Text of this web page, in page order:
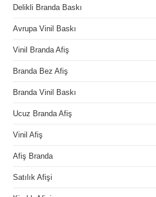
Delikli Branda Baskı
Avrupa Vinil Baskı
Vinil Branda Afiş
Branda Bez Afiş
Branda Vinil Baskı
Ucuz Branda Afiş
Vinil Afiş
Afiş Branda
Satılık Afişi